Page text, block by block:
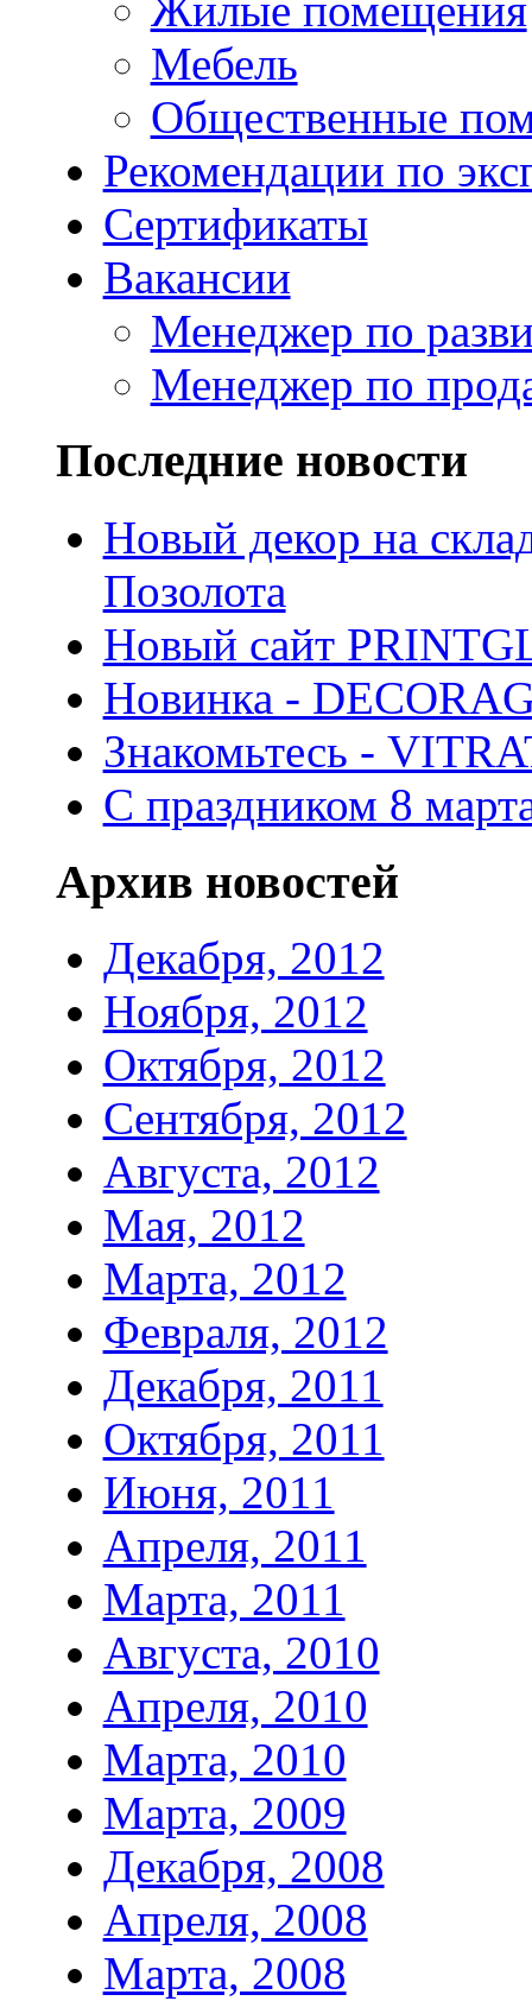
Мебель
Общественные
Рекомендации по
Сертификаты
Вакансии
Менеджер по
Менеджер по
Последние новости
Новый декор на
Позолота
Новый сайт
Новинка -
Знакомьтесь -
С праздником 8
Архив новостей
Декабря, 2012
Ноября, 2012
Октября, 2012
Сентября, 2012
Августа, 2012
Мая, 2012
Марта, 2012
Февраля, 2012
Декабря, 2011
Октября, 2011
Июня, 2011
Апреля, 2011
Марта, 2011
Августа, 2010
Апреля, 2010
Марта, 2010
Марта, 2009
Декабря, 2008
Апреля, 2008
Марта, 2008